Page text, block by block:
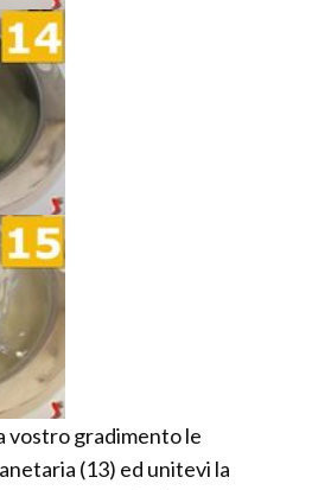
vostro gradimento le
(13) ed unitevi la